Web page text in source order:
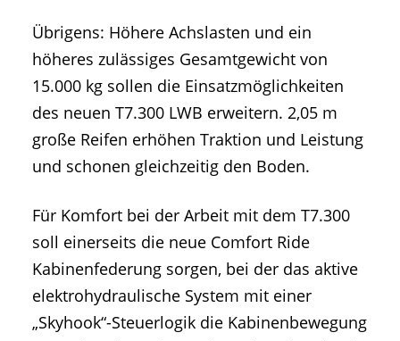
Übrigens: Höhere Achslasten und ein
höheres zulässiges Gesamtgewicht von
15.000 kg sollen die Einsatzmöglichkeiten
des neuen T7.300 LWB erweitern. 2,05 m
große Reifen erhöhen Traktion und Leistung
und schonen gleichzeitig den Boden.
Für Komfort bei der Arbeit mit dem T7.300
soll einerseits die neue Comfort Ride
Kabinenfederung sorgen, bei der das aktive
elektrohydraulische System mit einer
„Skyhook“-Steuerlogik die Kabinenbewegung